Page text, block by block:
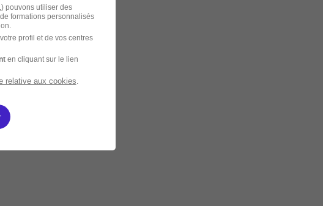
pouvons utiliser des
formations personnalisés
profil et de vos centres
en cliquant sur le lien
relative aux cookies